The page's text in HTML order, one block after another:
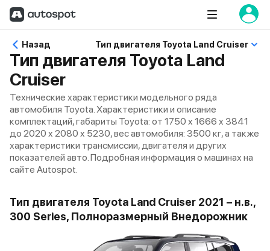
Назад Тип двигателя Toyota Land Cruiser
Тип двигателя Toyota Land
Cruiser
Технические характеристики модельного ряда
автомобиля Toyota. Характеристики и описание
комплектаций, габариты Toyota: от 1750 x 1666 x 3841
до 2020 x 2080 x 5230, вес автомобиля: 3500 кг, а также
характеристики трансмиссии, двигателя и других
показателей авто. Подробная информация о машинах на
сайте Autospot.
Тип двигателя Toyota Land Cruiser 2021 – н.в.,
300 Series, Полноразмерный Внедорожник